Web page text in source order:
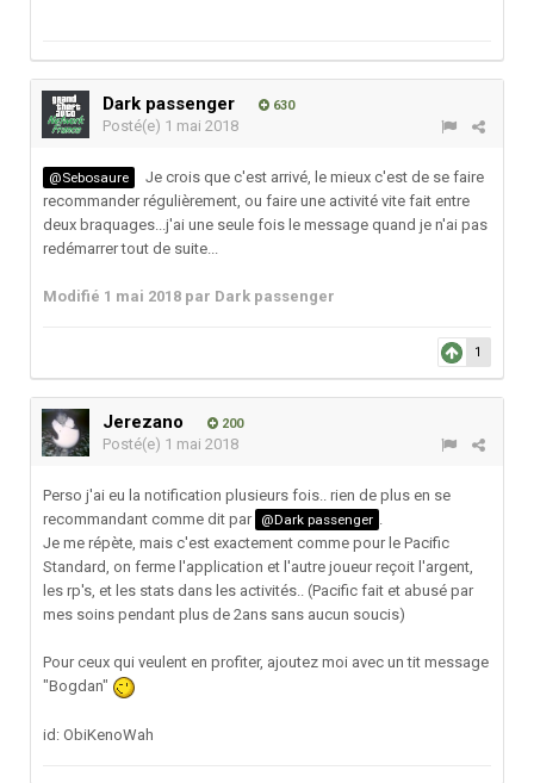
Dark passenger 630
Posté(e) 1 mai 2018
@Sebosaure
Je crois que c'est arrivé, le mieux c'est de se faire
recommander régulièrement, ou faire une activité vite fait entre
deux braquages...j'ai une seule fois le message quand je n'ai pas
redémarrer tout de suite...
Modifié 1 mai 2018 par Dark passenger
1
Jerezano 200
Posté(e) 1 mai 2018
Perso j'ai eu la notification plusieurs fois.. rien de plus en se
recommandant comme dit par @Dark passenger .
Je me répète, mais c'est exactement comme pour le Pacific
Standard, on ferme l'application et l'autre joueur reçoit l'argent,
les rp's, et les stats dans les activités.. (Pacific fait et abusé par
mes soins pendant plus de 2ans sans aucun soucis)
Pour ceux qui veulent en profiter, ajoutez moi avec un tit message
"Bogdan"
id: ObiKenoWah